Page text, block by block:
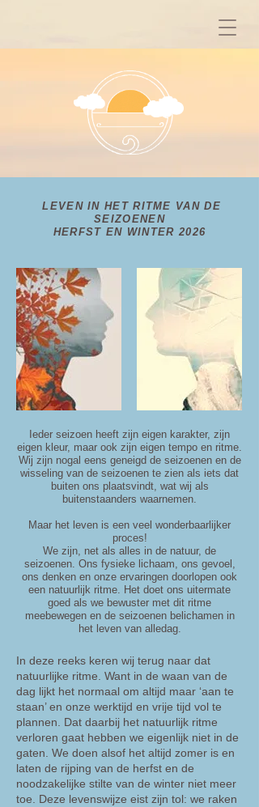
LEVEN IN HET RITME VAN DE
SEIZOENEN
HERFST EN WINTER 2026
Ieder seizoen heeft zijn eigen karakter, zijn
eigen kleur, maar ook zijn eigen tempo en ritme.
Wij zijn nogal eens geneigd de seizoenen en de
wisseling van de seizoenen te zien als iets dat
buiten ons plaatsvindt, wat wij als
buitenstaanders waarnemen.
Maar het leven is een veel wonderbaarlijker
proces!
We zijn, net als alles in de natuur, de
seizoenen. Ons fysieke lichaam, ons gevoel,
ons denken en onze ervaringen doorlopen ook
een natuurlijk ritme. Het doet ons uitermate
goed als we bewuster met dit ritme
meebewegen en de seizoenen belichamen in
het leven van alledag.
In deze reeks keren wij terug naar dat
natuurlijke ritme. Want in de waan van de
dag lijkt het normaal om altijd maar ‘aan te
staan’ en onze werktijd en vrije tijd vol te
plannen. Dat daarbij het natuurlijk ritme
verloren gaat hebben we eigenlijk niet in de
gaten. We doen alsof het altijd zomer is en
laten de rijping van de herfst en de
noodzakelijke stilte van de winter niet meer
toe. Deze levenswijze eist zijn tol: we raken